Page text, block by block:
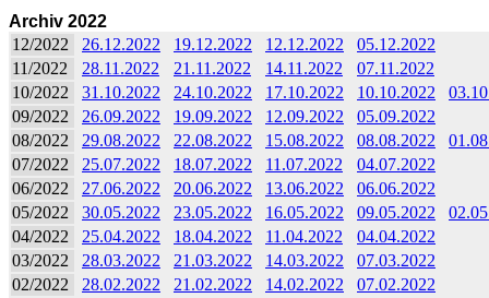
Archiv 2022
12/2022
26.12.2022 19.12.2022 12.12.2022
05.12.2022
11/2022
28.11.2022 21.11.2022 14.11.2022
07.11.2022
10/2022
31.10.2022 24.10.2022 17.10.2022 10.10.2022
09/2022
26.09.2022 19.09.2022 12.09.2022
05.09.2022
08/2022
29.08.2022 22.08.2022 15.08.2022 08.08.2022
07/2022
25.07.2022 18.07.2022 11.07.2022
04.07.2022
06/2022
27.06.2022 20.06.2022 13.06.2022
06.06.2022
05/2022
30.05.2022 23.05.2022 16.05.2022 09.05.2022
04/2022
25.04.2022 18.04.2022 11.04.2022
04.04.2022
03/2022
28.03.2022 21.03.2022 14.03.2022
07.03.2022
02/2022
28.02.2022 21.02.2022 14.02.2022
07.02.2022